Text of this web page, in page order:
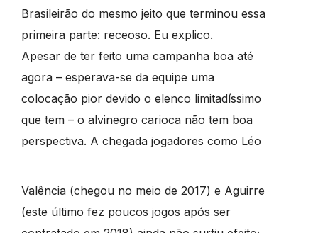
Brasileirão do mesmo jeito que terminou essa
primeira parte: receoso. Eu explico.
Apesar de ter feito uma campanha boa até
agora – esperava-se da equipe uma
colocação pior devido o elenco limitadíssimo
que tem – o alvinegro carioca não tem boa
perspectiva. A chegada jogadores como Léo
Valência (chegou no meio de 2017) e Aguirre
(este último fez poucos jogos após ser